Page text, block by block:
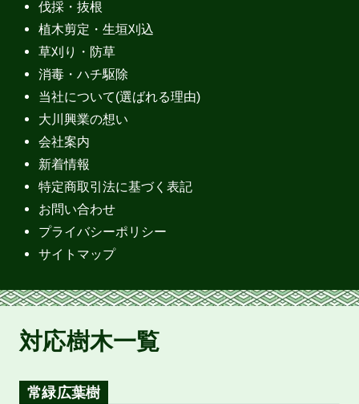
伐採・抜根
植木剪定・生垣刈込
草刈り・防草
消毒・ハチ駆除
当社について(選ばれる理由)
大川興業の想い
会社案内
新着情報
特定商取引法に基づく表記
お問い合わせ
プライバシーポリシー
サイトマップ
対応樹木一覧
常緑広葉樹